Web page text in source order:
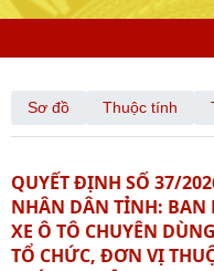
Sơ đồ Thuộc tính
QUYẾT ĐỊNH SỐ 37/
NHÂN DÂN TỈNH:
XE Ô TÔ CHUYÊN
TỔ CHỨC, ĐƠN VỊ